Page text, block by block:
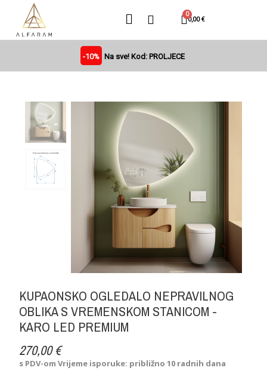
0,00 €
-10% Na sve! Kod: PROLJECE
KUPAONSKO OGLEDALO NEPRAVILNOG
OBLIKA S VREMENSKOM STANICOM -
KARO LED PREMIUM
270,00 €
s PDV-omVrijeme isporuke: približno 10 radnih dana